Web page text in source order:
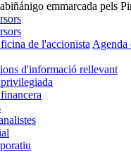
de l'accionista Agenda
d'informació rellevant